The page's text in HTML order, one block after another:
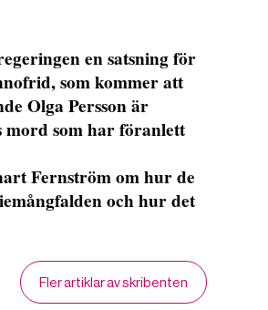
en satsning för
som kommer att
Olga Persson är
som har föranlett
Fernström om hur de
och hur det
Fler artiklar av skribenten